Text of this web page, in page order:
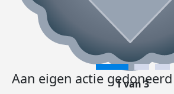
Aan eigen actie gedoneerd
1 van 3